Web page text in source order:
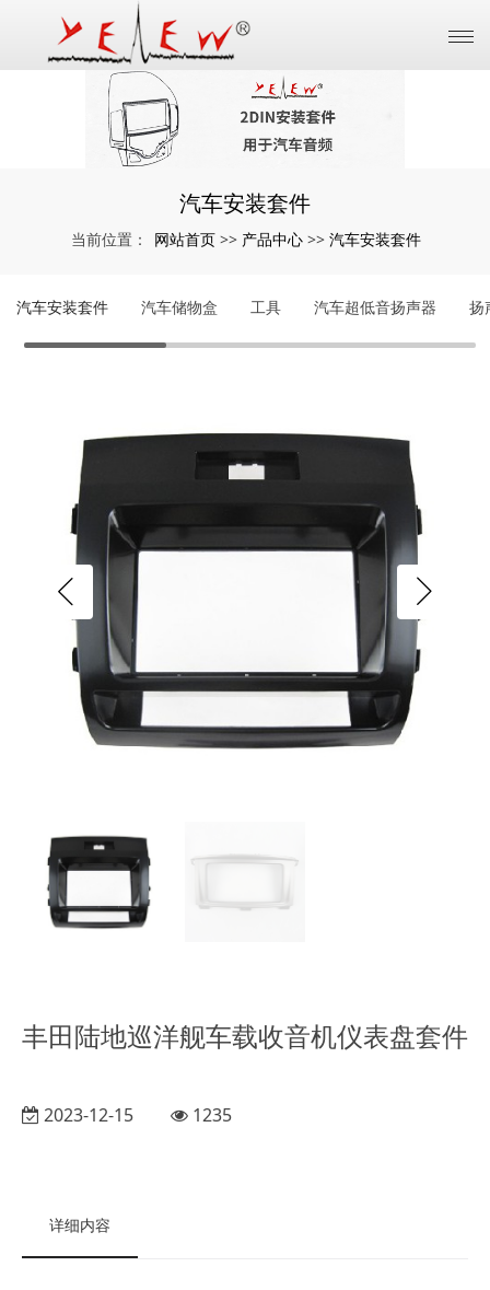
汽车安装套件
当前位置： 网站首页 >> 产品中心 >> 汽车安装套件
汽车安装套件 汽车储物盒 工具 汽车超低音扬声器 扬
丰田陆地巡洋舰车载收音机仪表盘套件
2023-12-15 1235
详细内容